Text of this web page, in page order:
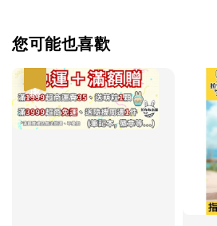
您可能也喜歡